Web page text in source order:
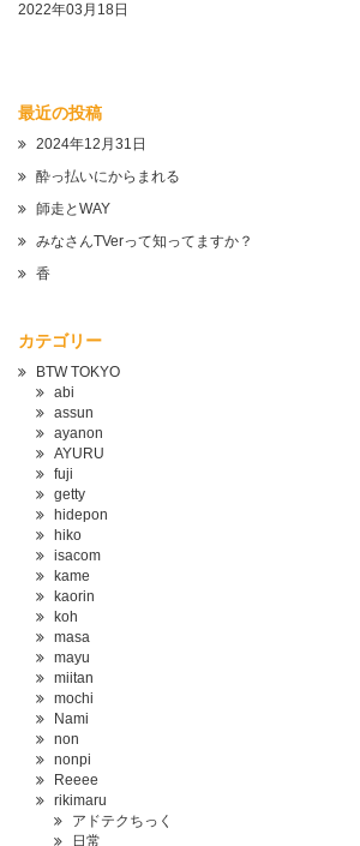
2022年03月18日
最近の投稿
2024年12月31日
酔っ払いにからまれる
師走とWAY
みなさんTVerって知ってますか？
香
カテゴリー
BTW TOKYO
abi
assun
ayanon
AYURU
fuji
getty
hidepon
hiko
isacom
kame
kaorin
koh
masa
mayu
miitan
mochi
Nami
non
nonpi
Reeee
rikimaru
アドテクちっく
日常